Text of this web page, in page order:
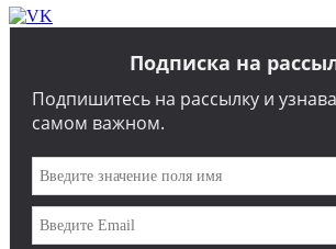
Подписка на
Подпишитесь на рассылку и
самом важном.